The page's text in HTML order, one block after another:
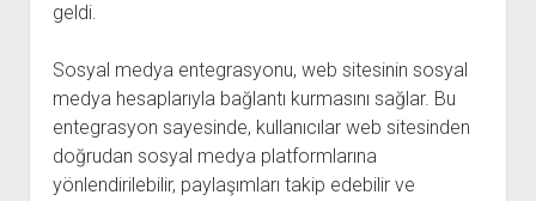
geldi.
Sosyal medya entegrasyonu, web sitesinin sosyal
medya hesaplarıyla bağlantı kurmasını sağlar. Bu
entegrasyon sayesinde, kullanıcılar web sitesinden
doğrudan sosyal medya platformlarına
yönlendirilebilir, paylaşımları takip edebilir ve